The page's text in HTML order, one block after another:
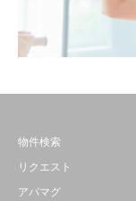
物件検索
リクエスト
アパマグ